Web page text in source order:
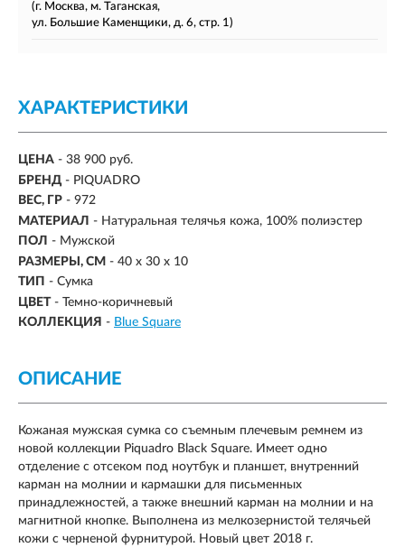
(г. Москва, м. Таганская,
ул. Большие Каменщики, д. 6, стр. 1)
ХАРАКТЕРИСТИКИ
ЦЕНА - 38 900 руб.
БРЕНД - PIQUADRO
ВЕС, ГР - 972
МАТЕРИАЛ - Натуральная телячья кожа, 100% полиэстер
ПОЛ - Мужской
РАЗМЕРЫ, СМ - 40 x 30 x 10
ТИП - Сумка
ЦВЕТ - Темно-коричневый
КОЛЛЕКЦИЯ - Blue Square
ОПИСАНИЕ
Кожаная мужская сумка со съемным плечевым ремнем из
новой коллекции Piquadro Black Square. Имеет одно
отделение с отсеком под ноутбук и планшет, внутренний
карман на молнии и кармашки для письменных
принадлежностей, а также внешний карман на молнии и на
магнитной кнопке. Выполнена из мелкозернистой телячьей
кожи с черненой фурнитурой. Новый цвет 2018 г.